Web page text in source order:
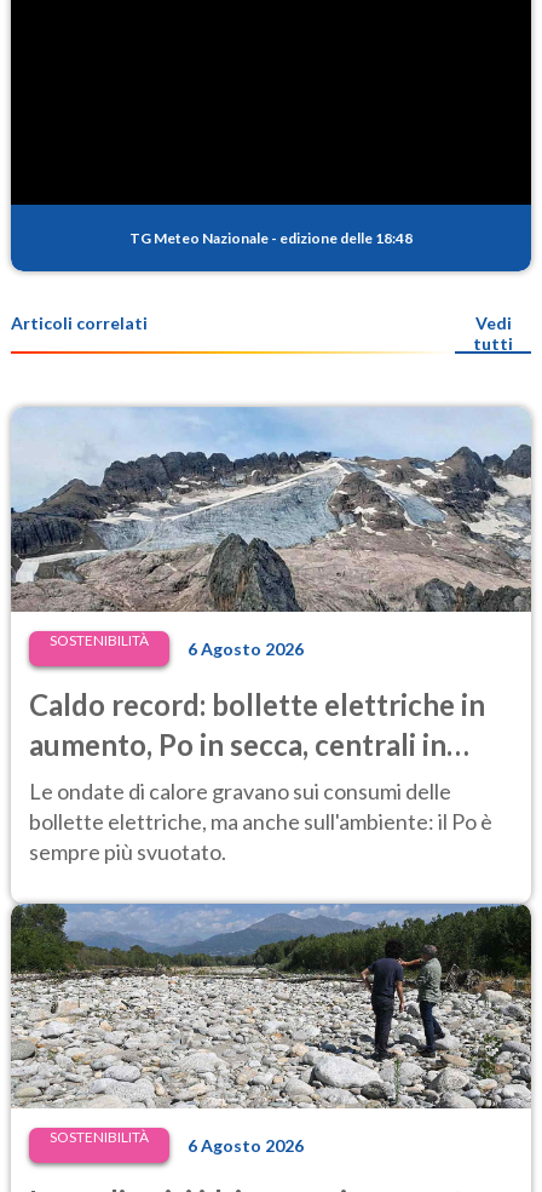
TG Meteo Nazionale - edizione delle 18:48
Articoli correlati
Vedi
tutti
SOSTENIBILITÀ 6 Agosto 2026
Caldo record: bollette elettriche in
aumento, Po in secca, centrali in
difficoltà e prezzi dell’energia ai
massimi
Le ondate di calore gravano sui consumi delle
bollette elettriche, ma anche sull'ambiente: il Po è
sempre più svuotato.
SOSTENIBILITÀ 6 Agosto 2026